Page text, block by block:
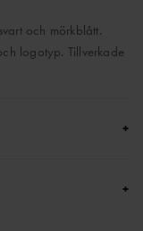
och mörkblått.
logotyp. Tillverkade
+
+